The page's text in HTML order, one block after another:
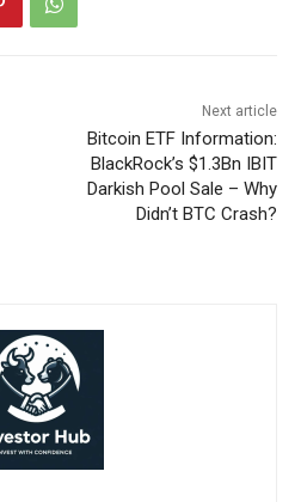
Next article
Bitcoin ETF Information:
BlackRock’s $1.3Bn IBIT
Darkish Pool Sale – Why
Didn’t BTC Crash?